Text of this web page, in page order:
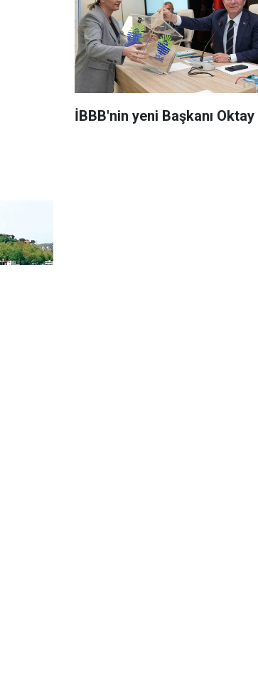
İBBB'nin yeni Başkanı